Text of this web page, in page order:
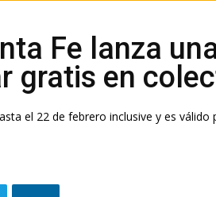
Fe lanza
gratis en
el 22 de febrero inclusive y es válido